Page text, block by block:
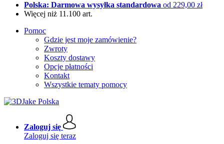
Polska: Darmowa wysyłka standardowa od 229,00 zł
Więcej niż 11.100 art.
Pomoc
Gdzie jest moje zamówienie?
Zwroty
Koszty dostawy
Opcje płatności
Kontakt
Wszystkie tematy pomocy
Zaloguj się
Zaloguj się teraz